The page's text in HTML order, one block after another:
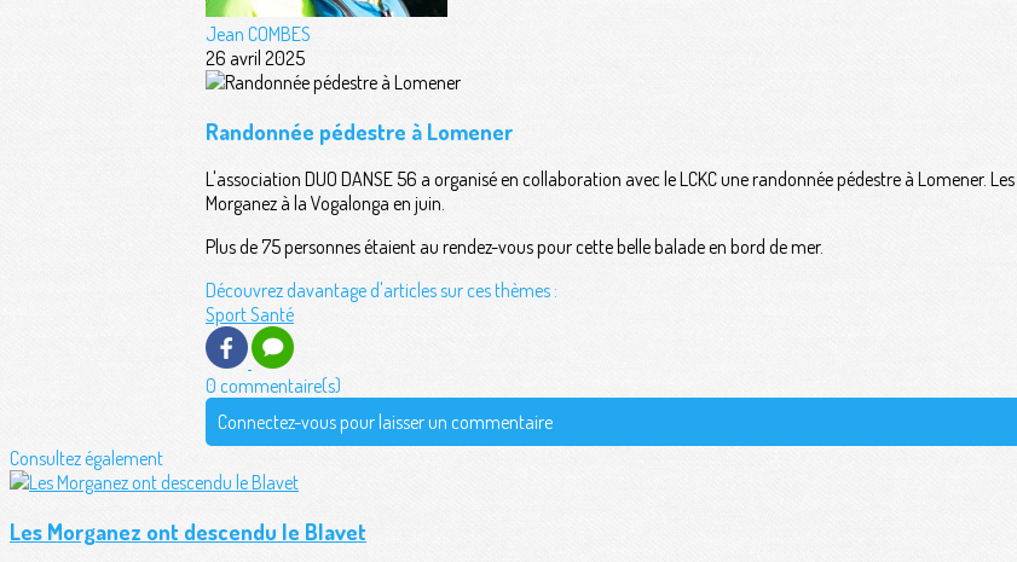
Jean COMBES
26 avril 2025
Randonnée pédestre à Lomener
L'association DUO DANSE 56 a organisé en collaboration avec le LCKC une randonnée pédestre à Lomener.
Morganez à la Vogalonga en juin.
Plus de 75 personnes étaient au rendez-vous pour cette belle balade en bord de mer.
Découvrez davantage d'articles sur ces thèmes :
Sport Santé
0 commentaire(s)
Connectez-vous pour laisser un commentaire
Consultez également
Les Morganez ont descendu le Blavet